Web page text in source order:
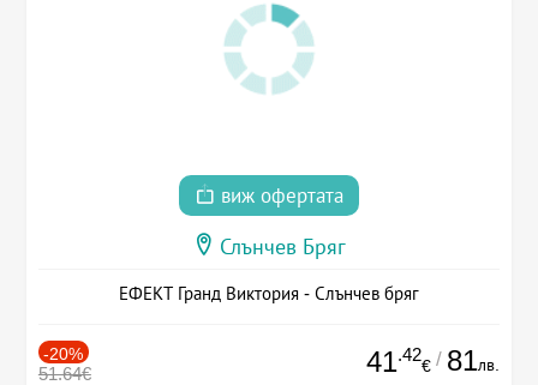
виж офертата
Слънчев Бряг
ЕФЕКТ Гранд Виктория - Слънчев бряг
-20%
51.64€ 41.42
€ / 81лв.